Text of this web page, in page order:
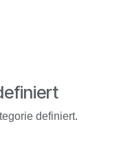
definiert.